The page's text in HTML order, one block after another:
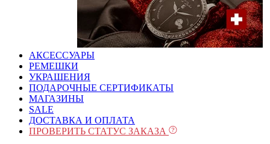
АКСЕССУАРЫ
РЕМЕШКИ
УКРАШЕНИЯ
ПОДАРОЧНЫЕ СЕРТИФИКАТЫ
МАГАЗИНЫ
SALE
ДОСТАВКА И ОПЛАТА
ПРОВЕРИТЬ СТАТУС ЗАКАЗА